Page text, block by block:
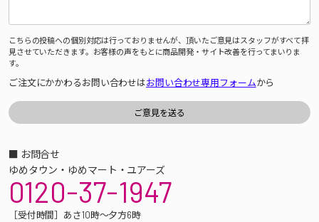
こちらの投稿への個別対応は行っておりませんが、頂いたご意見はスタッフがすべて拝
見させていただきます。お客様の声をもとに商品開発・サイト改善を行ってまいりま
す。
ご注文にかかわるお問い合わせはお問い合わせ専用フォームから
■ お問合せ
ゆめタウン・ゆめマート・ユアーズ
0120-37-1947
［受付時間］あさ10時～夕方6時